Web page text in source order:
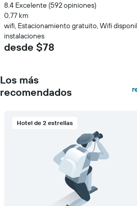
8.4 Excelente (592 opiniones)
0,77 km
wifi, Estacionamiento gratuito, Wifi
instalaciones
desde $78
Los más
recomendados
Hotel de 2 estrellas